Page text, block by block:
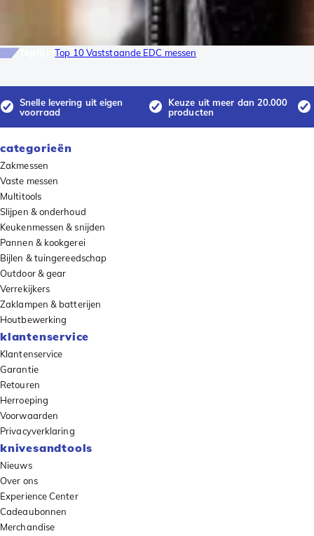
ToplijstTop 10 Vaststaande EDC messen
Snelle levering uit eigen
voorraad
Keuze uit meer dan 20.000
producten
categorieën
Zakmessen
Vaste messen
Multitools
Slijpen & onderhoud
Keukenmessen & snijden
Pannen & kookgerei
Bijlen & tuingereedschap
Outdoor & gear
Verrekijkers
Zaklampen & batterijen
Houtbewerking
klantenservice
Klantenservice
Garantie
Retouren
Herroeping
Voorwaarden
Privacyverklaring
knivesandtools
Nieuws
Over ons
Experience Center
Cadeaubonnen
Merchandise